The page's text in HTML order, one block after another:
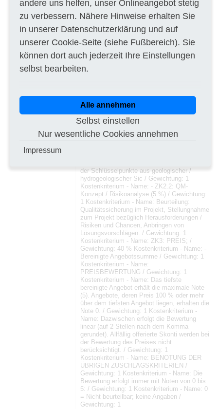
Kostenkriterium - Name: - ZK1.2: Projektleiter
Stv. (10 %), 1 bis max. 2 Referenzprojekt(e) /
Beurteilung: Projektspezifische
Berufserfahrung der Schlüsselperson;
Komplexität, Vergleichbarkeit,
Aufgabenumfang und Kontext des
Referenzprojekts; Funktion im Projekt;
weitere projektspezifische Vor / Gewichtung:
RISIKOANALYSE; / Gewichtung: 25 %
Kostenkriterium - Name: unterteilt in: /
Gewichtung: 1 Kostenkriterium - Name: -
ZK2.1: Aufgabenanalyse /
Vorgehensvorschlag (20 %) / Gewichtung: 1
Kostenkriterium - Name: Beurteilung:
der Schlüsselpunkte aus geologischer /
hydrogeologischer Sic / Gewichtung: 1
Kostenkriterium - Name: - ZK2.2: QM-
Konzept / Risikoanalyse (5 %) / Gewichtung:
1 Kostenkriterium - Name: Beurteilung:
Qualitätssicherung im Projekt, Stellungnahme
zum Projekt bezüglich Herausforderungen /
Risiken und Chancen, Anbringen von
Lösungsvorschlägen. / Gewichtung: 1
Kostenkriterium - Name: ZK3: PREIS; /
Gewichtung: 40 % Kostenkriterium - Name: -
Bereinigte Angebotssumme / Gewichtung: 1
Kostenkriterium - Name:
PREISBEWERTUNG / Gewichtung: 1
Kostenkriterium - Name: Das tiefste
bereinigte Angebot erhält die maximale Note
(5). Angebote, deren Preis 100 % oder mehr
über dem tiefsten Angebot liegen, erhalten die
Note 0. / Gewichtung: 1 Kostenkriterium -
Name: Dazwischen erfolgt die Bewertung
linear (auf 2 Stellen nach dem Komma
gerundet). Allfällig offerierte Skonti werden bei
der Bewertung des Preises nicht
berücksichtigt. / Gewichtung: 1
Kostenkriterium - Name: BENOTUNG DER
ÜBRIGEN ZUSCHLAGSKRITERIEN /
Gewichtung: 1 Kostenkriterium - Name: Die
Bewertung erfolgt immer mit Noten von 0 bis
5: / Gewichtung: 1 Kostenkriterium - Name: 0
= Nicht beurteilbar; keine Angaben /
Gewichtung: 1
andere uns helfen, unser Onlineangebot stetig
zu verbessern. Nähere Hinweise erhalten Sie
in unserer Datenschutzerklärung und auf
unserer Cookie-Seite (siehe Fußbereich). Sie
können dort auch jederzeit Ihre Einstellungen
selbst bearbeiten.
Alle annehmen
Selbst einstellen
Nur wesentliche Cookies annehmen
Impressum